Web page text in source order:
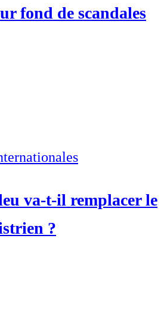
fond de scandales
va-t-il remplacer le
?